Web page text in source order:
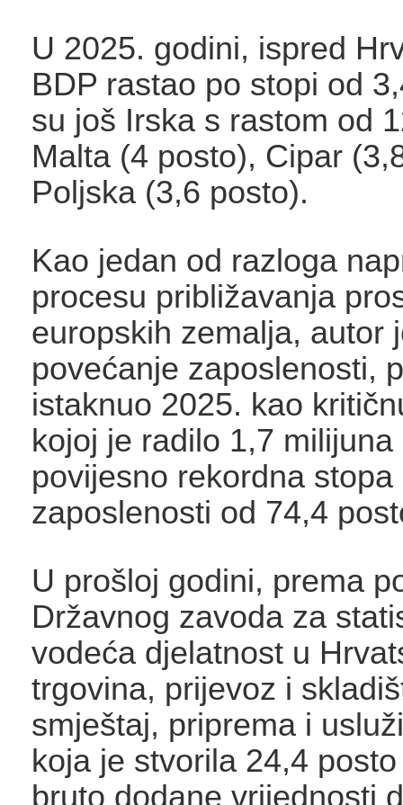
U 2025. godini, ispred
BDP rastao po stopi od
su još Irska s rastom od
Malta (4 posto), Cipar
Poljska (3,6 posto).
Kao jedan od razloga
procesu približavanja
europskih zemalja, autor
povećanje zaposlenosti,
istaknuo 2025. kao
kojoj je radilo 1,7
povijesno rekordna stopa
zaposlenosti od 74,4
U prošloj godini, prema
Državnog zavoda za
vodeća djelatnost u
trgovina, prijevoz i
smještaj, priprema i
koja je stvorila 24,4
bruto dodane vrijednosti